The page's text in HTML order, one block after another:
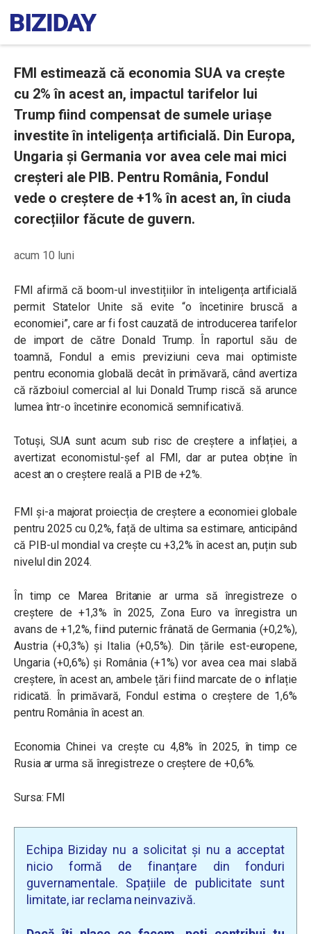
FMI estimează că economia SUA va crește
cu 2% în acest an, impactul tarifelor lui
Trump fiind compensat de sumele uriașe
investite în inteligența artificială. Din Europa,
Ungaria și Germania vor avea cele mai mici
creșteri ale PIB. Pentru România, Fondul
vede o creștere de +1% în acest an, în ciuda
corecțiilor făcute de guvern.
acum 10 luni
FMI afirmă că boom-ul investițiilor în inteligența artificială
permit Statelor Unite să evite “o încetinire bruscă a
economiei”, care ar fi fost cauzată de introducerea tarifelor
de import de către Donald Trump. În raportul său de
toamnă, Fondul a emis previziuni ceva mai optimiste
pentru economia globală decât în primăvară, când avertiza
că războiul comercial al lui Donald Trump riscă să arunce
lumea într-o încetinire economică semnificativă.
Totuși, SUA sunt acum sub risc de creștere a inflației, a
avertizat economistul-șef al FMI, dar ar putea obține în
acest an o creștere reală a PIB de +2%.
FMI și-a majorat proiecția de creștere a economiei globale
pentru 2025 cu 0,2%, față de ultima sa estimare, anticipând
că PIB-ul mondial va crește cu +3,2% în acest an, puțin sub
nivelul din 2024.
În timp ce Marea Britanie ar urma să înregistreze o
creștere de +1,3% în 2025, Zona Euro va înregistra un
avans de +1,2%, fiind puternic frânată de Germania (+0,2%),
Austria (+0,3%) și Italia (+0,5%). Din țările est-europene,
Ungaria (+0,6%) și România (+1%) vor avea cea mai slabă
creștere, în acest an, ambele țări fiind marcate de o inflație
ridicată. În primăvară, Fondul estima o creștere de 1,6%
pentru România în acest an.
Economia Chinei va crește cu 4,8% în 2025, în timp ce
Rusia ar urma să înregistreze o creștere de +0,6%.
Sursa: FMI
Echipa Biziday nu a solicitat și nu a acceptat
nicio formă de finanțare din fonduri
guvernamentale. Spațiile de publicitate sunt
limitate, iar reclama neinvazivă.